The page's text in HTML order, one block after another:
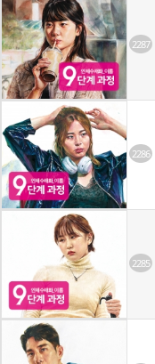
2287
2286
2285